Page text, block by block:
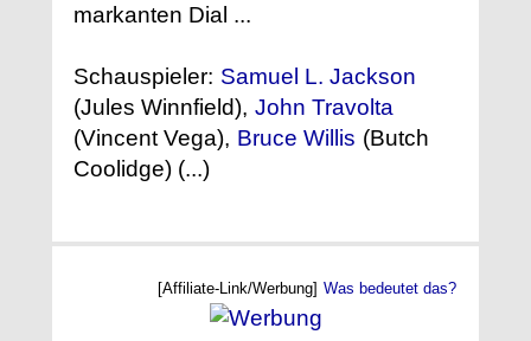
markanten Dial ...
Schauspieler: Samuel L. Jackson
(Jules Winnfield), John Travolta
(Vincent Vega), Bruce Willis (Butch
Coolidge) (...)
[Affiliate-Link/Werbung] Was bedeutet das?